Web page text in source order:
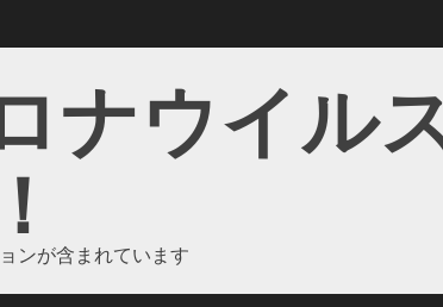
ナウイル
ンが含まれています